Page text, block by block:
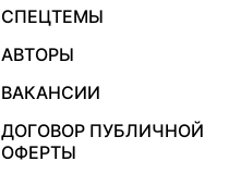
СПЕЦТЕМЫ
АВТОРЫ
ВАКАНСИИ
ДОГОВОР ПУБЛИЧНОЙ
ОФЕРТЫ